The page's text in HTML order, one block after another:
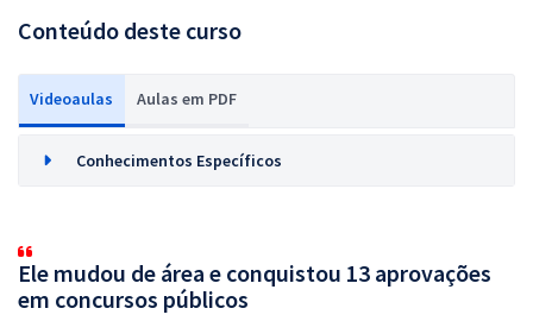
Conteúdo deste curso
Videoaulas Aulas em PDF
Conhecimentos Específicos
Ele mudou de área e conquistou 13 aprovações
em concursos públicos